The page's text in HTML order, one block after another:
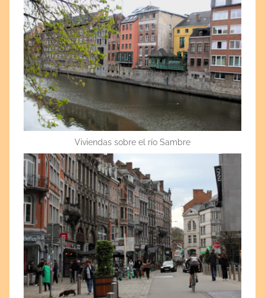
Viviendas sobre el río Sambre